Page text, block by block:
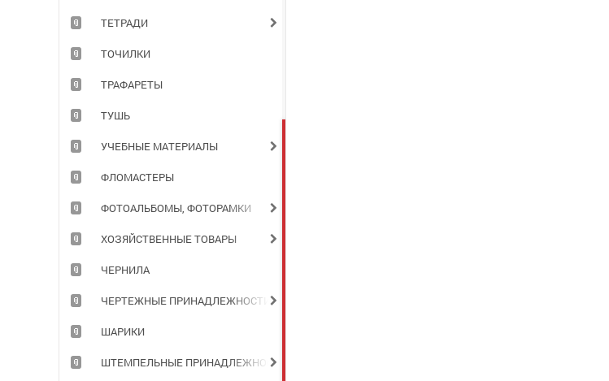
ТЕТРАДИ
ТОЧИЛКИ
ТРАФАРЕТЫ
ТУШЬ
УЧЕБНЫЕ МАТЕРИАЛЫ
ФЛОМАСТЕРЫ
ФОТОАЛЬБОМЫ, ФОТОРАМКИ
ХОЗЯЙСТВЕННЫЕ ТОВАРЫ
ЧЕРНИЛА
ЧЕРТЕЖНЫЕ ПРИНАДЛЕЖНОСТИ
ШАРИКИ
ШТЕМПЕЛЬНЫЕ ПРИНАДЛЕЖНОСТИ